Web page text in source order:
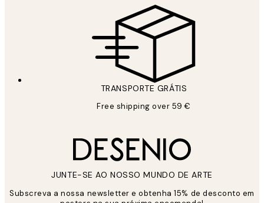
TRANSPORTE GRÁTIS
Free shipping over 59 €
JUNTE-SE AO NOSSO MUNDO DE ARTE
Subscreva a nossa newsletter e obtenha 15% de desconto em